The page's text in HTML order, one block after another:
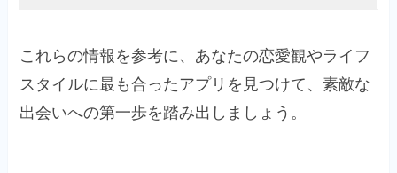
これらの情報を参考に、あなたの恋愛観やライフ
スタイルに最も合ったアプリを見つけて、素敵な
出会いへの第一歩を踏み出しましょう。